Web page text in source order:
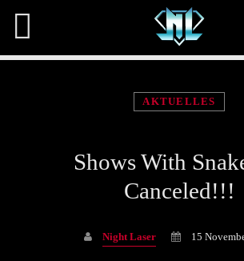
Share This Page
Twitter
AKTUELLES
Shows With
Canceled!!!
Night Laser 15